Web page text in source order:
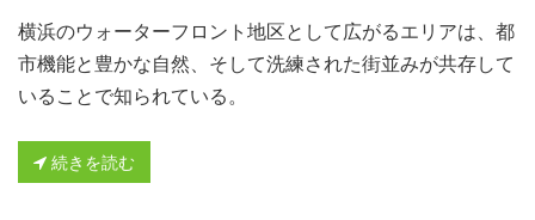
横浜のウォーターフロント地区として広がるエリアは、都
市機能と豊かな自然、そして洗練された街並みが共存して
いることで知られている。
続きを読む